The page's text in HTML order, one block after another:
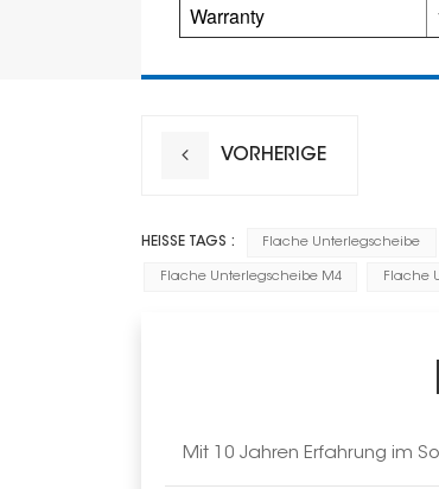
Warranty
VORHERIGE
HEISSE TAGS : Flache Unterlegscheibe
Flache Unterlegscheibe M4 Flache
Mit 10 Jahren Erfahrung im